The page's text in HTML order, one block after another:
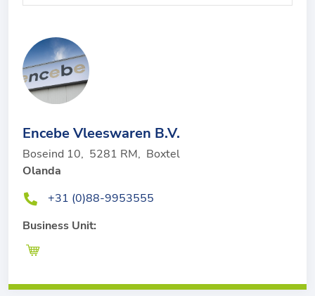
Encebe Vleeswaren B.V.
Boseind 10, 5281 RM, Boxtel
Olanda
+31 (0)88-9953555
Business Unit: